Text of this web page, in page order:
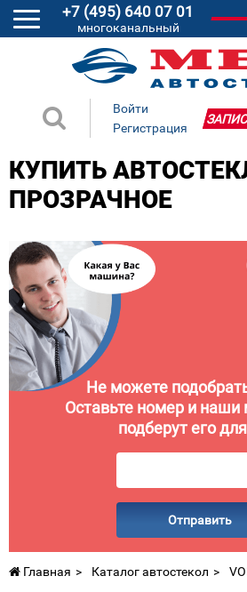
+7 (495) 640 07 01
многоканальный
Войти
Регистрация
КУПИТЬ
ПРОЗРАЧНОЕ
Не можете
Оставьте номер и
подберут его
Отправить
Главная Каталог автостекол